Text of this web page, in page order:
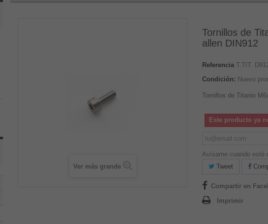
Ver más grande
Tornillos de
allen DIN912
Referencia T.TIT.
Condición: Nuevo
Tornillos de Titanio
Este producto ya
Avísame cuando esté
Tweet
Compartir en
Imprimir